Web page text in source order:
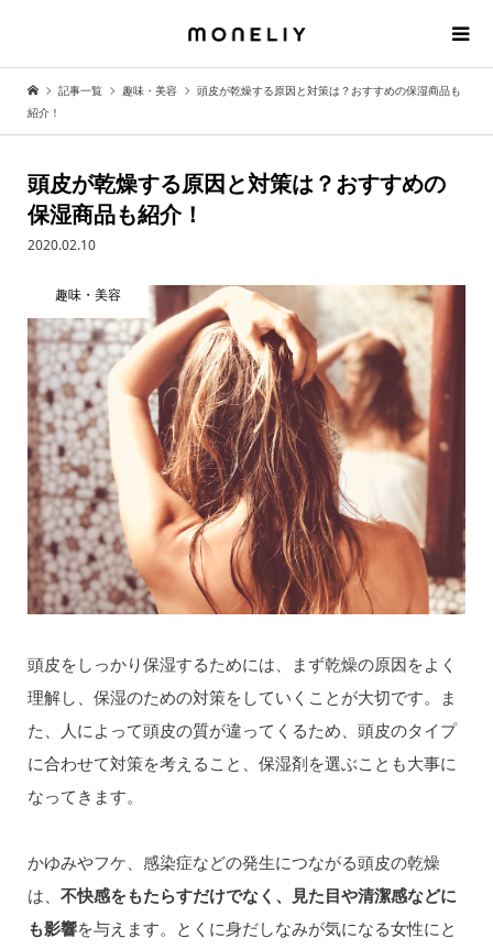
記事一覧 趣味・美容
頭皮が乾燥する原因と対策は？おすすめの保湿商品も
紹介！
頭皮が乾燥する原因と対策は？おすすめの
保湿商品も紹介！
2020.02.10
趣味・美容
頭皮をしっかり保湿するためには、まず乾燥の原因をよく
理解し、保湿のための対策をしていくことが大切です。ま
た、人によって頭皮の質が違ってくるため、頭皮のタイプ
に合わせて対策を考えること、保湿剤を選ぶことも大事に
なってきます。
かゆみやフケ、感染症などの発生につながる頭皮の乾燥
は、 不快感をもたらすだけでなく、見た目や清潔感などに
も影響を与えます。とくに身だしなみが気になる女性にと